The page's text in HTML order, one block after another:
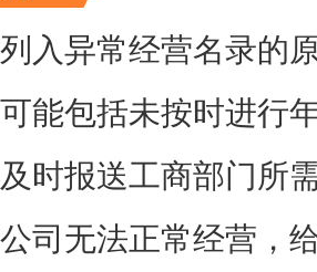
入异常经营名录的
能包括未按时进行
时报送工商部门所
司无法正常经营，
成都网站建设
手机网站建设+PC网
办理执照成功10个工作
活动价 ¥0元起